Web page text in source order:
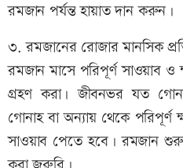
রমজান পর্যন্ত হায়াত দান করুন।
৩. রমজানের রোজার মানসিক
রমজান মাসে পরিপূর্ণ সাওয়াব ও
গ্রহণ করা। জীবনভর যত
গোনাহ বা অন্যায় থেকে পরিপূর্ণ
সাওয়াব পেতে হবে। রমজান